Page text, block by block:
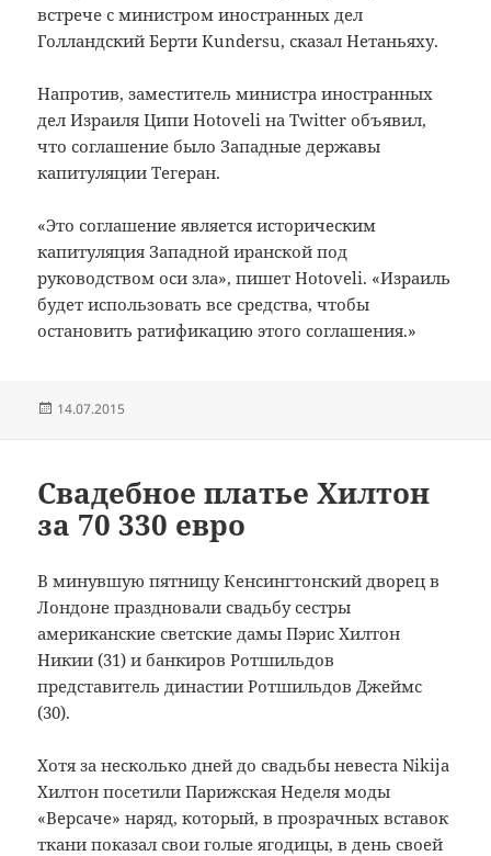
встрече с министром иностранных дел
Голландский Берти Kundersu, сказал Нетаньяху.
Напротив, заместитель министра иностранных
дел Израиля Ципи Hotoveli на Twitter объявил,
что соглашение было Западные державы
капитуляции Тегеран.
«Это соглашение является историческим
капитуляция Западной иранской под
руководством оси зла», пишет Hotoveli. «Израиль
будет использовать все средства, чтобы
остановить ратификацию этого соглашения.»
Опубликовано
14.07.2015
Свадебное платье Хилтон
за 70 330 евро
В минувшую пятницу Кенсингтонский дворец в
Лондоне праздновали свадьбу сестры
американские светские дамы Пэрис Хилтон
Никии (31)и банкиров Ротшильдов
представитель династии Ротшильдов Джеймс
(30).
Хотя за несколько дней до свадьбы невеста Nikija
Хилтон посетили Парижская Неделя моды
«Версаче» наряд, который, в прозрачных вставок
ткани показал свои голые ягодицы, в день своей